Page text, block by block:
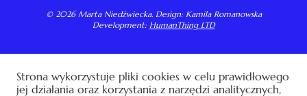
© 2026 Marta Niedźwiecka. Design: Kamila Romanowska
Development: HumanThing LTD
Strona wykorzystuje pliki cookies w celu prawidłowego
jej działania oraz korzystania z narzędzi analitycznych,